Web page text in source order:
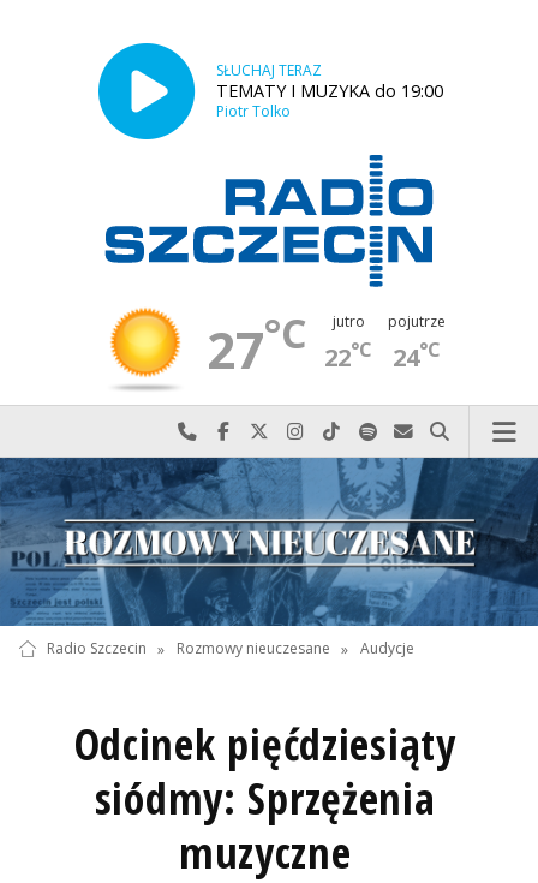
SŁUCHAJ TERAZ
TEMATY I MUZYKA do 19:00
Piotr Tolko
27°C jutro
22°C
pojutrze
24°C
Najlepiej po prostu do nas zadzwoń
Odwiedź nas na Facebook-u
Odwiedź nas na X
Odwiedź nas na Instagram-ie
Odwiedź nas na TikTok-u
Szukaj nas na Spotify
Wyślij do nas
Szukaj
Radio Szczecin » Rozmowy nieuczesane » Audycje
Odcinek pięćdziesiąty
siódmy: Sprzężenia
muzyczne